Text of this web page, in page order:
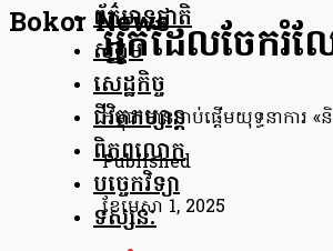
Bokor News
ព័ត៌មានជាតិ
សង្គម
សេដ្ឋកិច្ច
ជីវិតកម្សាន្ត
ពិភពលោក
បច្ចេកវិទ្យា
ទស្សនៈ
អ្នកដែលចែករំ
កម្ពុជាបានចាប់ផ្តើមយុទ្ធនាកា
Published
ខែ​មេសា 1, 2025